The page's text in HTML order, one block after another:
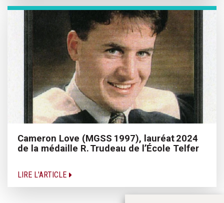
Cameron Love (MGSS 1997), lauréat 2024
de la médaille R. Trudeau de l’École Telfer
LIRE L'ARTICLE